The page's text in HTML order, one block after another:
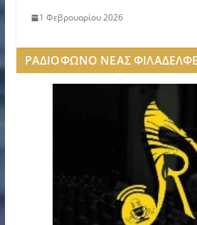
1 Φεβρουαρίου 2026
ΡΑΔΙΟΦΩΝΟ ΝΕΑΣ